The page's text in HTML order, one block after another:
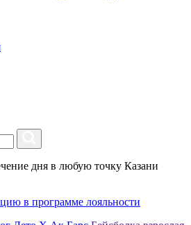
дня в любую точку Казани
в программе лояльности